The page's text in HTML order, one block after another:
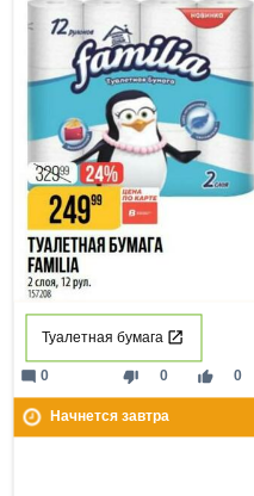
Туалетная бумага
thumb_down 0 thumb_up 0
mode_comment 0
Начнется завтра